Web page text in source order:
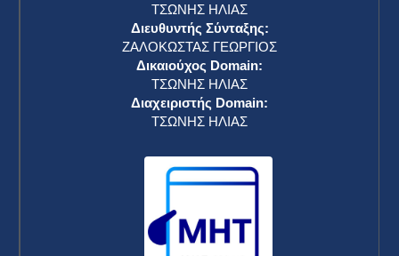
ΤΣΩΝΗΣ ΗΛΙΑΣ
Διευθυντής Σύνταξης:
ΖΑΛΟΚΩΣΤΑΣ ΓΕΩΡΓΙΟΣ
Δικαιούχος Domain:
ΤΣΩΝΗΣ ΗΛΙΑΣ
Διαχειριστής Domain:
ΤΣΩΝΗΣ ΗΛΙΑΣ